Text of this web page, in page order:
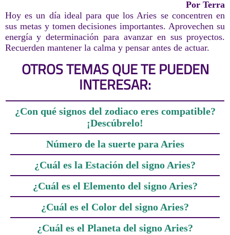
Por Terra
Hoy es un día ideal para que los Aries se concentren en
sus metas y tomen decisiones importantes. Aprovechen su
energía y determinación para avanzar en sus proyectos.
Recuerden mantener la calma y pensar antes de actuar.
OTROS TEMAS QUE TE PUEDEN
INTERESAR:
¿Con qué signos del zodiaco eres compatible?
¡Descúbrelo!
Número de la suerte para Aries
¿Cuál es la Estación del signo Aries?
¿Cuál es el Elemento del signo Aries?
¿Cuál es el Color del signo Aries?
¿Cuál es el Planeta del signo Aries?